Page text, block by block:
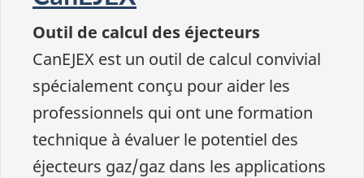
Outil de calcul des éjecteurs
CanEJEX est un outil de calcul convivial
spécialement conçu pour aider les
professionnels qui ont une formation
technique à évaluer le potentiel des
éjecteurs gaz/gaz dans les applications